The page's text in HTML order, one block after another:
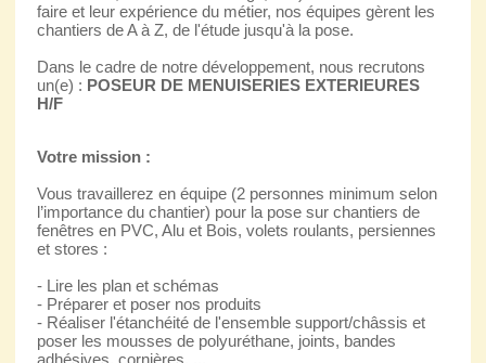
faire et leur expérience du métier, nos équipes gèrent les
chantiers de A à Z, de l'étude jusqu'à la pose.
Dans le cadre de notre développement, nous recrutons
un(e) : POSEUR DE MENUISERIES EXTERIEURES
H/F
Votre mission :
Vous travaillerez en équipe (2 personnes minimum selon
l’importance du chantier) pour la pose sur chantiers de
fenêtres en PVC, Alu et Bois, volets roulants, persiennes
et stores :
- Lire les plan et schémas
- Préparer et poser nos produits
- Réaliser l'étanchéité de l'ensemble support/châssis et
poser les mousses de polyuréthane, joints, bandes
adhésives, cornières, ...